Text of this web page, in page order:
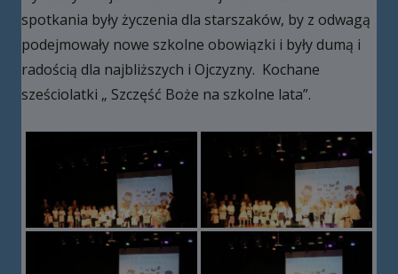
spotkania były życzenia dla starszaków, by z odwagą
podejmowały nowe szkolne obowiązki i były dumą i
radością dla najbliższych i Ojczyzny. Kochane
sześciolatki „ Szczęść Boże na szkolne lata”.